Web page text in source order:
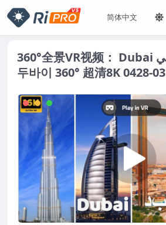
360°全景VR视频： Dubai دبي ドバイ 迪拜
두바이 360° 超清8K 0428-03